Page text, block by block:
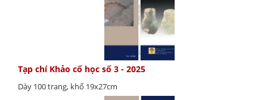
Tạp chí Khảo cổ học số 3 - 2025
Dày 100 trang, khổ 19x27cm